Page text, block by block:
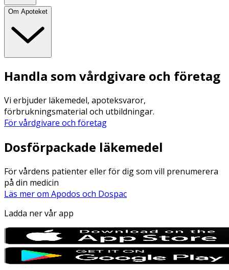
Om Apoteket
Handla som vårdgivare och företag
Vi erbjuder läkemedel, apoteksvaror,
förbrukningsmaterial och utbildningar.
För vårdgivare och företag
Dosförpackade läkemedel
För vårdens patienter eller för dig som vill prenumerera
på din medicin
Läs mer om Apodos och Dospac
Ladda ner vår app